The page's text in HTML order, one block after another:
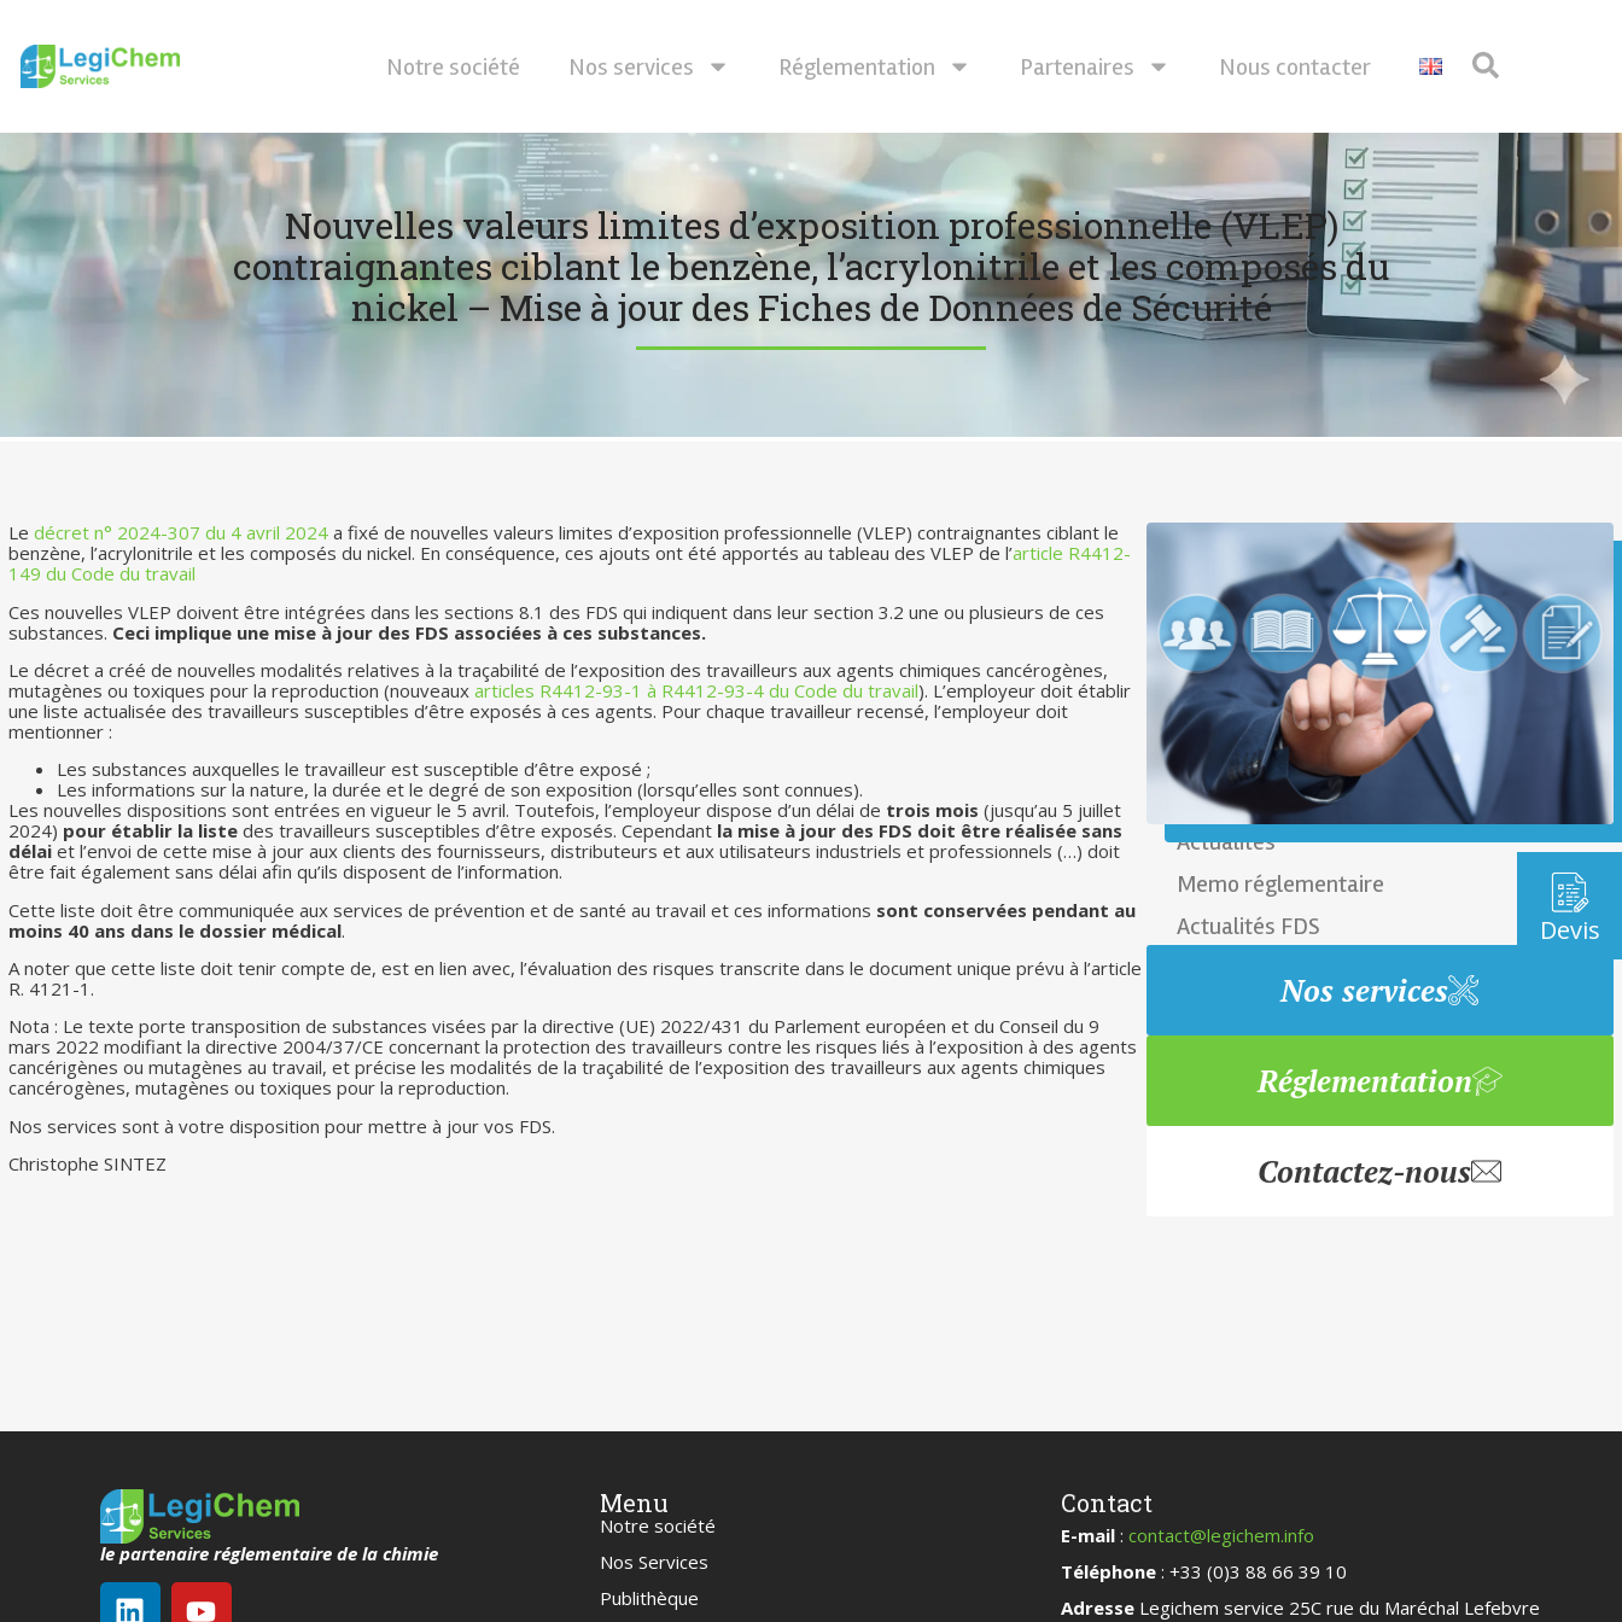
Notre société Nos services Réglementation Partenaires Nous contacter
Nouvelles valeurs limites d’exposition professionnelle (VLEP)
contraignantes ciblant le benzène, l’acrylonitrile et les composés du
nickel – Mise à jour des Fiches de Données de Sécurité
Le décret n° 2024-307 du 4 avril 2024 a fixé de nouvelles valeurs limites d’exposition professionnelle (VLEP) contraignantes ciblant le
benzène, l’acrylonitrile et les composés du nickel. En conséquence, ces ajouts ont été apportés au tableau des VLEP de l’article R4412-
149 du Code du travail
Ces nouvelles VLEP doivent être intégrées dans les sections 8.1 des FDS qui indiquent dans leur section 3.2 une ou plusieurs de ces
substances. Ceci implique une mise à jour des FDS associées à ces substances.
Le décret a créé de nouvelles modalités relatives à la traçabilité de l’exposition des travailleurs aux agents chimiques cancérogènes,
mutagènes ou toxiques pour la reproduction (nouveaux articles R4412-93-1 à R4412-93-4 du Code du travail). L’employeur doit établir
une liste actualisée des travailleurs susceptibles d’être exposés à ces agents. Pour chaque travailleur recensé, l’employeur doit
mentionner :
Les substances auxquelles le travailleur est susceptible d’être exposé ;
Les informations sur la nature, la durée et le degré de son exposition (lorsqu’elles sont connues).
Les nouvelles dispositions sont entrées en vigueur le 5 avril. Toutefois, l’employeur dispose d’un délai de trois mois (jusqu’au 5 juillet
2024) pour établir la liste des travailleurs susceptibles d’être exposés. Cependant la mise à jour des FDS doit être réalisée sans
délai et l’envoi de cette mise à jour aux clients des fournisseurs, distributeurs et aux utilisateurs industriels et professionnels (…) doit
être fait également sans délai afin qu’ils disposent de l’information.
Cette liste doit être communiquée aux services de prévention et de santé au travail et ces informations sont conservées pendant au
moins 40 ans dans le dossier médical.
A noter que cette liste doit tenir compte de, est en lien avec, l’évaluation des risques transcrite dans le document unique prévu à l’article
R. 4121-1.
Nota : Le texte porte transposition de substances visées par la directive (UE) 2022/431 du Parlement européen et du Conseil du 9
mars 2022 modifiant la directive 2004/37/CE concernant la protection des travailleurs contre les risques liés à l’exposition à des agents
cancérigènes ou mutagènes au travail, et précise les modalités de la traçabilité de l’exposition des travailleurs aux agents chimiques
cancérogènes, mutagènes ou toxiques pour la reproduction.
Nos services sont à votre disposition pour mettre à jour vos FDS.
Christophe SINTEZ
Actualités
Memo réglementaire
Actualités FDS
Nos services
Réglementation
Contactez-nous
le partenaire réglementaire de la chimie
Menu
Notre société
Nos Services
Publithèque
Contact
E-mail :contact@legichem.info
Téléphone: +33 (0)3 88 66 39 10
Adresse Legichem service 25C rue du Maréchal Lefebvre
Devis